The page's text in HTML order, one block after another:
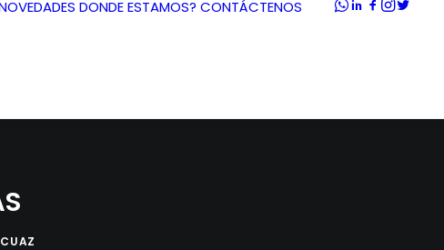
DONDE ESTAMOS? CONTÁCTENOS